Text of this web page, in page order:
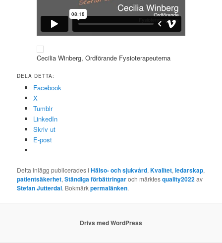
Cecilia Winberg, Ordförande Fysioterapeuterna
DELA DETTA:
Facebook
X
Tumblr
LinkedIn
Skriv ut
E-post
Detta inlägg publicerades iHälso- och sjukvård,Kvalitet,ledarskap,
patientsäkerhet,Ständiga förbättringaroch märktesquality2022av
Stefan Jutterdal. Bokmärkpermalänken.
Drivs med WordPress